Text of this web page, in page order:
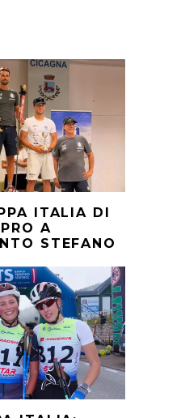
ITALIA DI
A
STEFANO